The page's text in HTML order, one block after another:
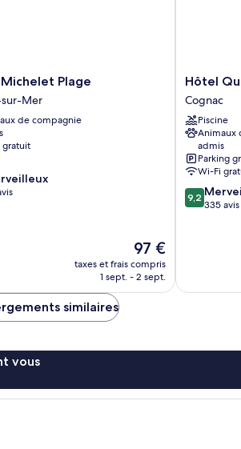
Plage
Mer
de compagnie
gratuit
Le
nouveau
prix
97 €
taxes et frais compris
1 sept. - 2 sept.
Hôtel
Quai
des
Pontis
Cognac
Hôtel
Cognac
Piscine
Animaux
admis
Parking
Wi-Fi
9.2
sur
9,2
335 avis
similaires
vous